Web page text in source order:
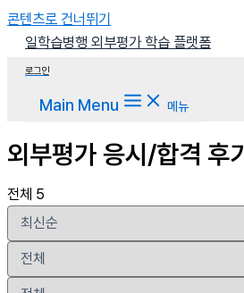
콘텐츠로 건너뛰기
일학습병행 외부평가 학습 플랫폼
로그인
Main Menu 메뉴
외부평가 응시/합격 후기
전체 5